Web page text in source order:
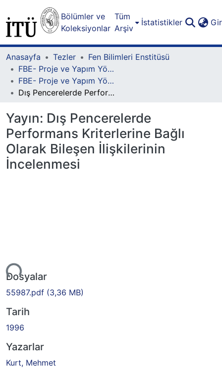
Bölümler ve
Koleksiyonlar
Tüm
Arşiv
İstatistikler
Anasayfa Tezler
Fen Bilimleri Enstitüsü
FBE- Proje ve Yapım Yönetimi Lisansüstü Programı
FBE- Proje ve Yapım Yönetimi Lisansüstü Programı - Yüksek Lisans
Dış Pencerelerde Performans Kriterlerine Bağlı Olarak Bileşen İlişkilerinin İncelenmesi
Yayın: Dış Pencerelerde
Performans Kriterlerine Bağlı
Olarak Bileşen İlişkilerinin
İncelenmesi
Yükleniyor...
Dosyalar
55987.pdf (3,36 MB)
Tarih
1996
Yazarlar
Kurt, Mehmet